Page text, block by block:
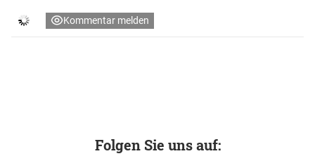
Kommentar melden
Folgen Sie uns auf: